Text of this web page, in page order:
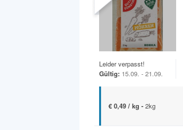
Leider verpasst!
Gültig: 15.09. - 21.09.
€ 0,49 / kg - 2kg